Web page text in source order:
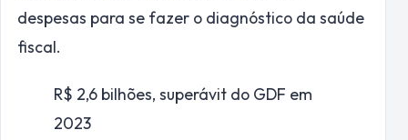
despesas para se fazer o diagnóstico da saúde
fiscal.
R$ 2,6 bilhões, superávit do GDF em
2023